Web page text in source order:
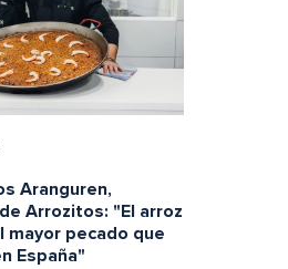
Aranguren,
Arrozitos: "El arroz
mayor pecado que
España"